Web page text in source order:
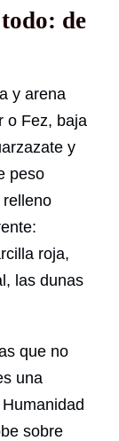
de
y arena
o Fez, baja
y
peso
roja,
las dunas
que no
una
sobre